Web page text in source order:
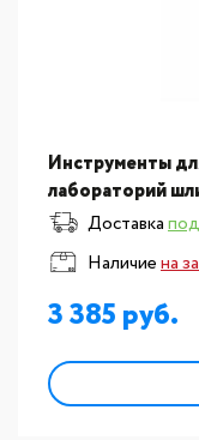
Инструменты
лабораторий
Щетки из
полировки
Доставка
Наличиена
3 385